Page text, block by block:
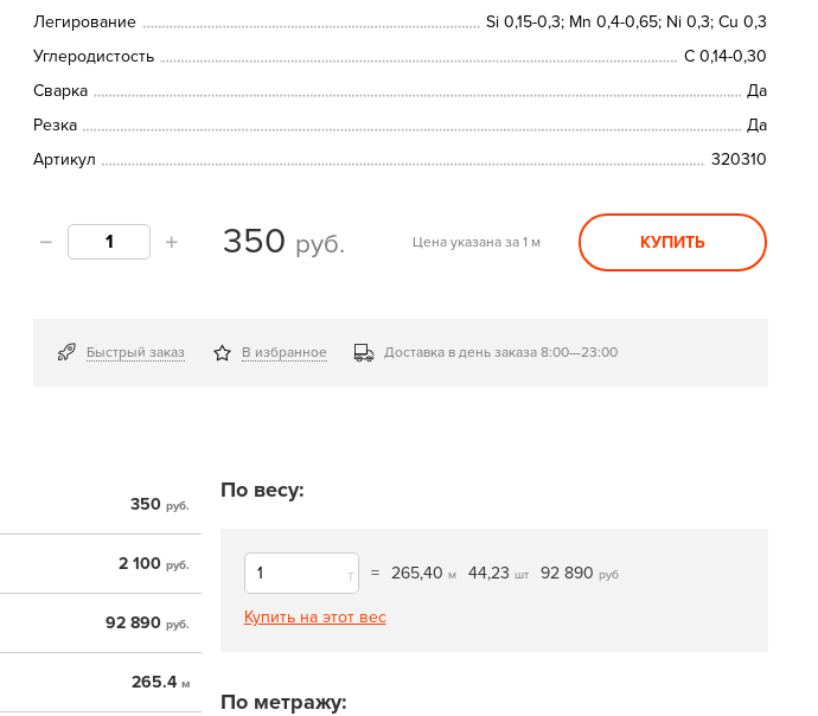
Легирование
Si 0,15-0,3; Mn 0,4-0,65; Ni 0,3; Cu 0,3
Углеродистость
C 0,14-0,30
Сварка
Да
Резка
Да
Артикул
320310
350 руб. Цена указана за 1 м КУПИТЬ
Быстрый заказ В избранное Доставка в день заказа 8:00—23:00
350руб.
2 100руб.
92 890руб.
265.4м
По весу:
т = 265,40 м 44,23 шт 92 890 руб
Купить на этот вес
По метражу: